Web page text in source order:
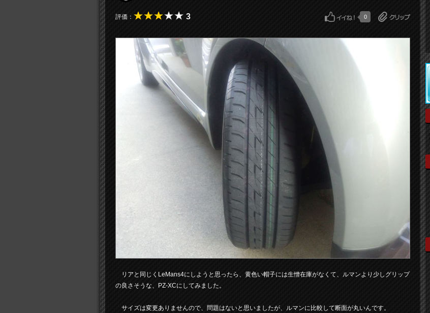
評価： 3 0
リアと同じくLeMans4にしようと思ったら、黄色い帽子には生憎在庫がなくて、ルマンより少しグリップ
の良さそうな、PZ-XCにしてみました。
サイズは変更ありませんので、問題はないと思いましたが、ルマンに比較して断面が丸いんです。